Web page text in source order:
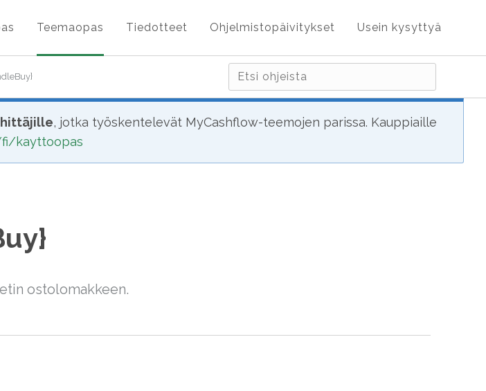
Teemaopas Tiedotteet Ohjelmistopäivitykset Usein kysyttyä
, jotka työskentelevät MyCashflow-teemojen parissa. Kauppiaille
kayttoopas
ostolomakkeen.